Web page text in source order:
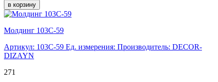
в корзину
Молдинг 103C-59
Артикул: 103C-59 Ед. измерения: Производитель: DECOR-
DIZAYN
271